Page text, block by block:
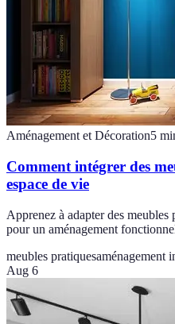
Aménagement et Décoration5
Comment intégrer des
espace de vie
Apprenez à adapter des meubles
pour un aménagement
meubles pratiquesaménagement
Aug 6